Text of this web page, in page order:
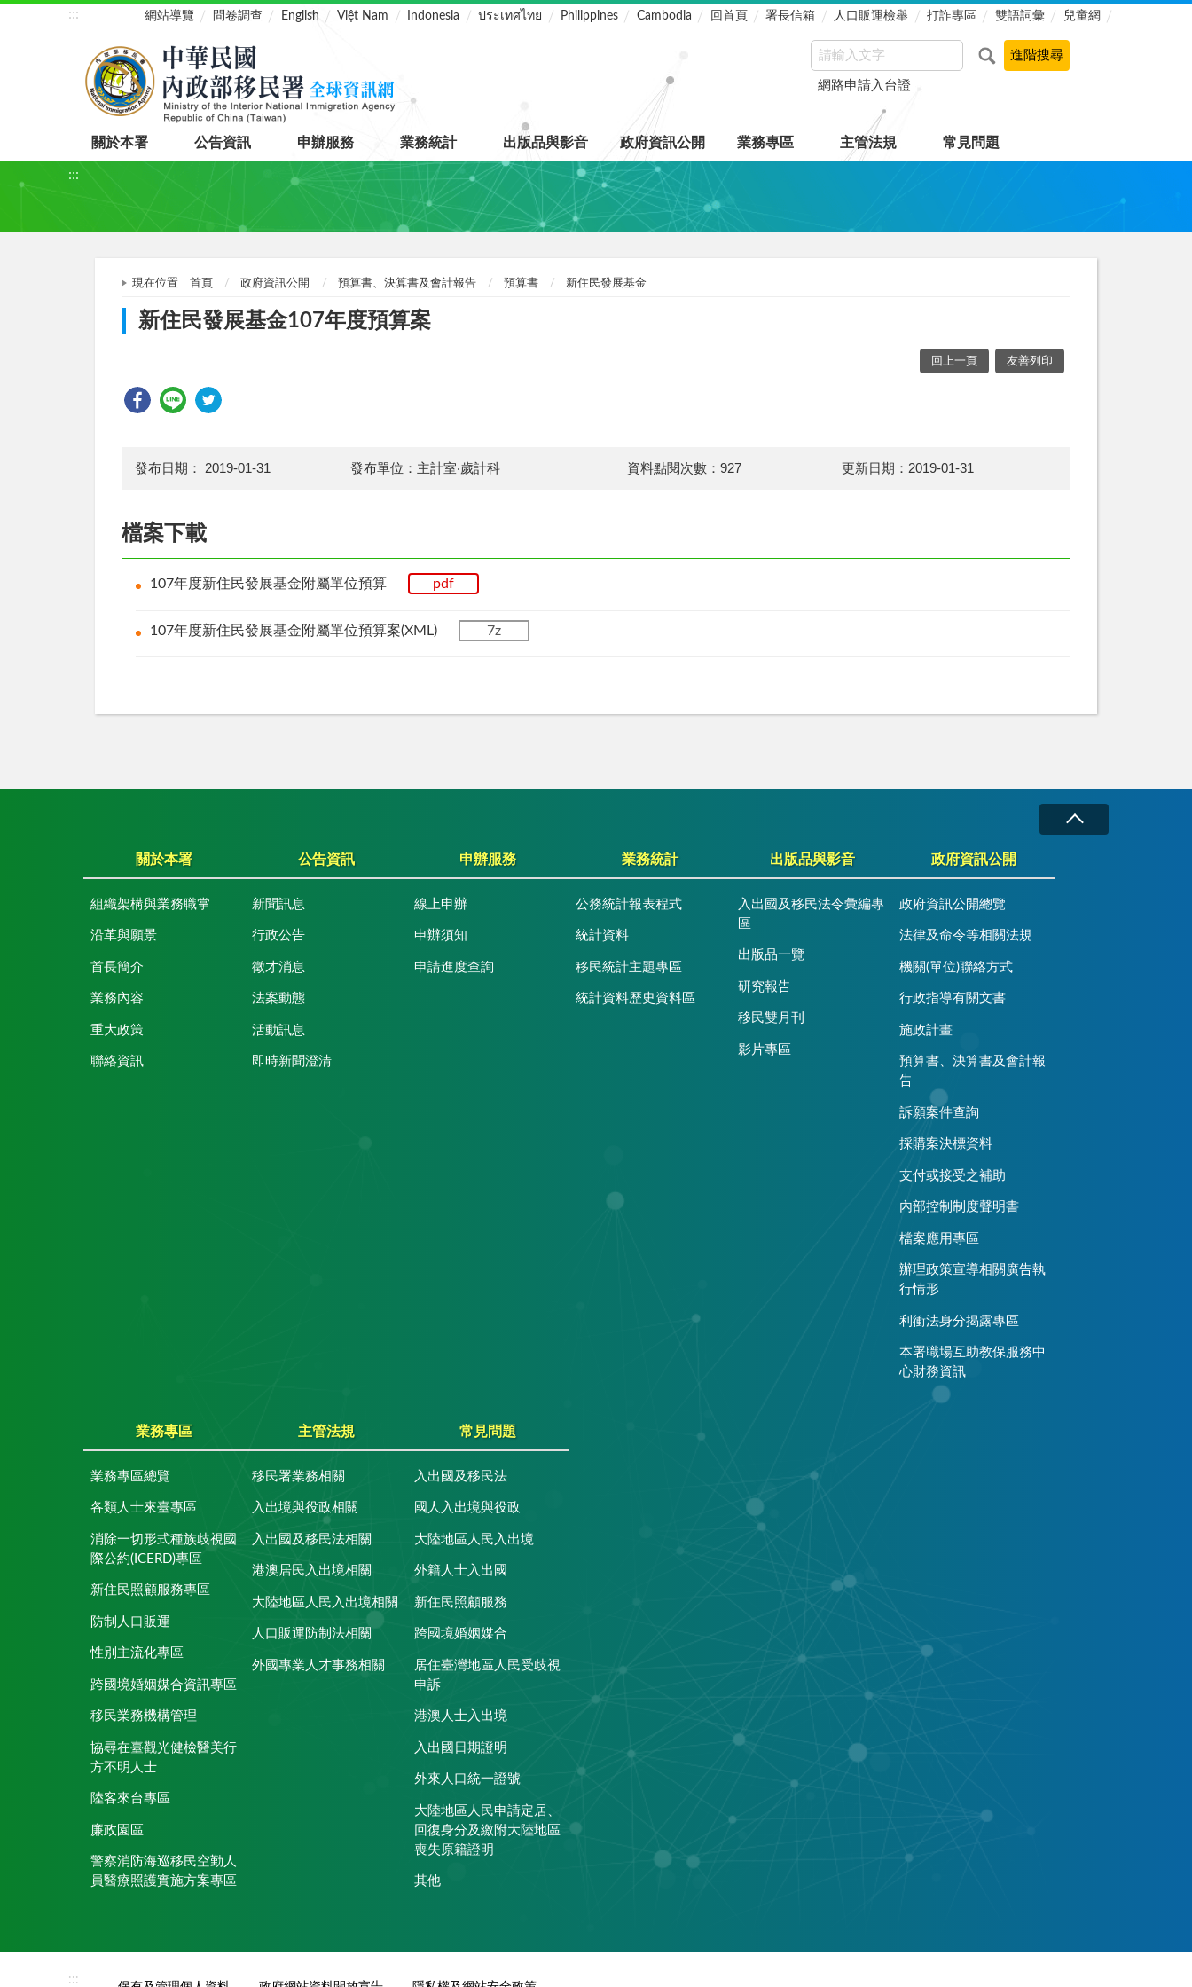
::: 網站導覽 問卷調查 English Việt Nam Indonesia ประเทศไทย Philippines Cambodia 回首頁 署長信箱 人口販運檢舉 打詐專區 雙語詞彙 兒童網
網路申請入台證
關於本署 公告資訊 申辦服務 業務統計 出版品與影音 政府資訊公開 業務專區 主管法規 常見問題
:::
現在位置 首頁 政府資訊公開 預算書、決算書及會計報告 預算書 新住民發展基金
新住民發展基金107年度預算案
回上一頁 友善列印
發布日期： 2019-01-31 發布單位：主計室‧歲計科 資料點閱次數：927 更新日期：2019-01-31
檔案下載
107年度新住民發展基金附屬單位預算 pdf
107年度新住民發展基金附屬單位預算案(XML) 7z
關於本署
組織架構與業務職掌
沿革與願景
首長簡介
業務內容
重大政策
聯絡資訊
公告資訊
新聞訊息
行政公告
徵才消息
法案動態
活動訊息
即時新聞澄清
申辦服務
線上申辦
申辦須知
申請進度查詢
業務統計
公務統計報表程式
統計資料
移民統計主題專區
統計資料歷史資料區
出版品與影音
入出國及移民法令彙編專
區
出版品一覽
研究報告
移民雙月刊
影片專區
政府資訊公開
政府資訊公開總覽
法律及命令等相關法規
機關(單位)聯絡方式
行政指導有關文書
施政計畫
預算書、決算書及會計報
告
訴願案件查詢
採購案決標資料
支付或接受之補助
內部控制制度聲明書
檔案應用專區
辦理政策宣導相關廣告執
行情形
利衝法身分揭露專區
本署職場互助教保服務中
心財務資訊
業務專區
業務專區總覽
各類人士來臺專區
消除一切形式種族歧視國
際公約(ICERD)專區
新住民照顧服務專區
防制人口販運
性別主流化專區
跨國境婚姻媒合資訊專區
移民業務機構管理
協尋在臺觀光健檢醫美行
方不明人士
陸客來台專區
廉政園區
警察消防海巡移民空勤人
員醫療照護實施方案專區
主管法規
移民署業務相關
入出境與役政相關
入出國及移民法相關
港澳居民入出境相關
大陸地區人民入出境相關
人口販運防制法相關
外國專業人才事務相關
常見問題
入出國及移民法
國人入出境與役政
大陸地區人民入出境
外籍人士入出國
新住民照顧服務
跨國境婚姻媒合
居住臺灣地區人民受歧視
申訴
港澳人士入出境
入出國日期證明
外來人口統一證號
大陸地區人民申請定居、
回復身分及繳附大陸地區
喪失原籍證明
其他
:::